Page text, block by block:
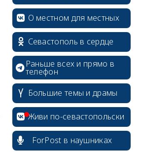
О местном для местных
Севастополь в сердце
Раньше всех и прямо в
телефон
Большие темы и драмы
Живи по-севастопольски
ForPost в наушниках
erid: 2SDnjcrDNw6